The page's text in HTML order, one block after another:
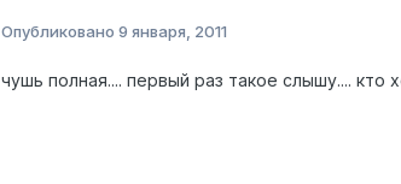
Опубликовано 9 января, 2011
чушь полная.... первый раз такое слышу.... кто